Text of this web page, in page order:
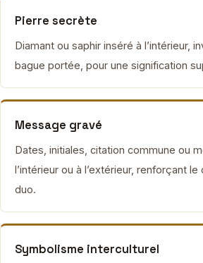
Pierre secrète
Diamant ou saphir inséré à l’intérieur,
bague portée, pour une signification
Message gravé
Dates, initiales, citation commune ou
l’intérieur ou à l’extérieur, renforçant
duo.
Symbolisme interculturel